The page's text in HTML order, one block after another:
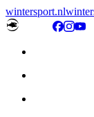
wintersport.nl